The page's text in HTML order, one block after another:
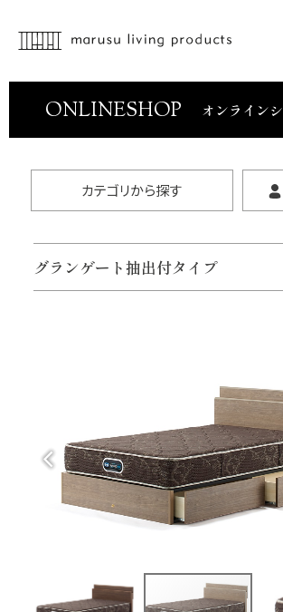
ONLINESHOP オンライン
カテゴリから探す
グランゲート抽出付タイプ